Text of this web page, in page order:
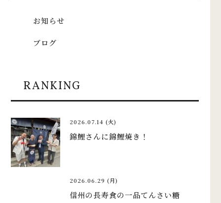
お知らせ
ブログ
RANKING
2026.07.14 (火)
錦鯉さんに錦鯉焼き！
2026.06.29 (月)
信州の長寿食の一品てんさい糖